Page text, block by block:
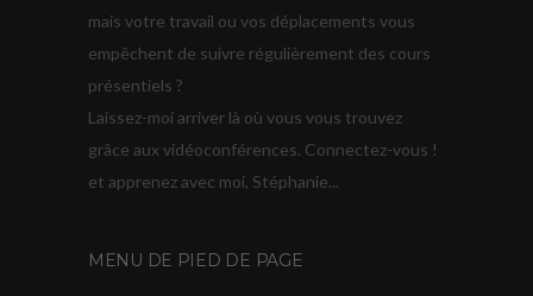
mais votre travail ou vos déplacements vous
empêchent de suivre régulièrement des cours
présentiels ?
Laissez-moi arriver là où vous vous trouvez
grâce aux vidéoconférences. Connectez-vous !
et apprenez avec moi, Stéphanie...
MENU DE PIED DE PAGE